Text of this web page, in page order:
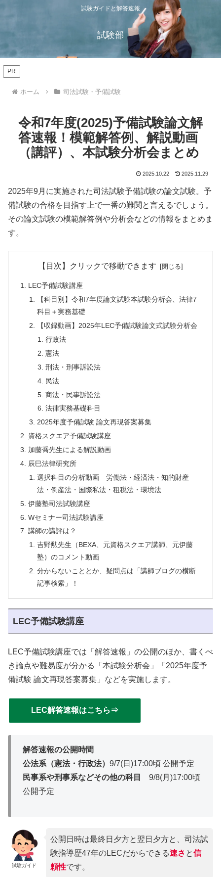
試験ガイドと解答速報
試験部
PR
ホーム 司法試験・予備試験
令和7年度(2025)予備試験論文解
答速報！模範解答例、解説動画
（講評）、本試験分析会まとめ
2025.10.22 2025.11.29
2025年9月に実施された司法試験予備試験の論文試験。予
備試験の合格を目指す上で一番の難関と言えるでしょう。
その論文試験の模範解答例や分析会などの情報をまとめま
す。
【目次】クリックで移動できます
LEC予備試験講座
【科目別】令和7年度論文試験本試験分析会、法律7
科目＋実務基礎
【収録動画】2025年LEC予備試験論文式試験分析会
行政法
憲法
刑法・刑事訴訟法
民法
商法・民事訴訟法
法律実務基礎科目
2025年度予備試験 論文再現答案募集
資格スクエア予備試験講座
加藤喬先生による解説動画
辰巳法律研究所
選択科目の分析動画 労働法・経済法・知的財産
法・倒産法・国際私法・租税法・環境法
伊藤塾司法試験講座
Wセミナー司法試験講座
講師の講評は？
吉野勲先生（BEXA、元資格スクエア講師、元伊藤
塾）のコメント動画
分からないこととか、疑問点は「講師ブログの横断
記事検索」！
LEC予備試験講座
LEC予備試験講座では「解答速報」の公開のほか、書くべ
き論点や難易度が分かる「本試験分析会」「2025年度予
備試験 論文再現答案募集」などを実施します。
LEC解答速報はこちら⇒
解答速報の公開時間
公法系（憲法・行政法） 9/7(日)17:00頃 公開予定
民事系や刑事系などその他の科目
9/8(月)17:00頃
公開予定
試験ガイド
公開日時は最終日夕方と翌日夕方と、司法試
験指導歴47年のLECだからできる速さ と信
頼性です。